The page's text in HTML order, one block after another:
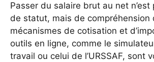
Passer du salaire brut au net
de statut, mais de compréhension
mécanismes de cotisation et
outils en ligne, comme le
travail ou celui de l’URSSAF, sont